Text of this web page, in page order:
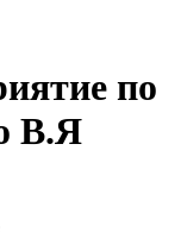
по
В.Я